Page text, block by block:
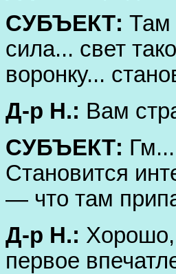
СУБЪЕКТ: Там
сила... свет
воронку...
Д-р Н.: Вам
СУБЪЕКТ:
Становится
— что там
Д-р Н.: Хорошо,
первое